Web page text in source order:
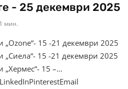
- 25 декември 2025
1 мин.
15 -21 декември 2025
15 -21 декември 2025
15 –…